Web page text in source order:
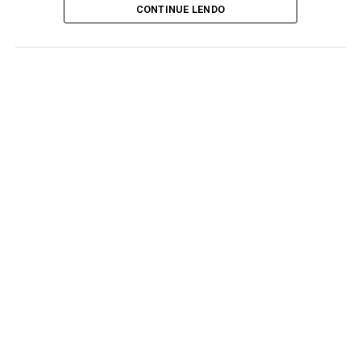
CONTINUE LENDO